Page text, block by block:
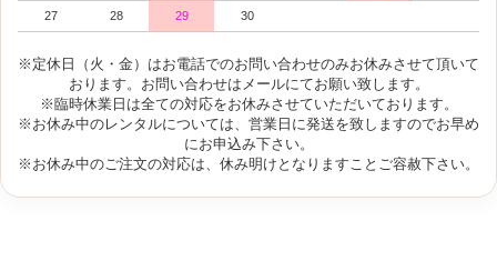
27 28 29 30
※定休日（火・金）はお電話でのお問い合わせのみお休みさせて頂いて
おります。お問い合わせはメールにてお願い致します。
※臨時休業日は全ての対応をお休みさせていただいております。
※お休み中のレンタルについては、営業日に発送を致しますのでお早め
にお申込み下さい。
※お休み中のご注文の対応は、休み明けとなりますことご容赦下さい。